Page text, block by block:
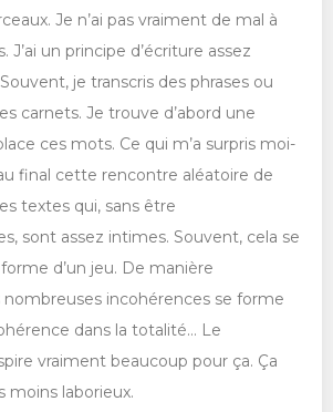
Je n’ai pas vraiment de mal à
J’ai un principe d’écriture assez
je transcris des phrases ou
carnets. Je trouve d’abord une
ces mots. Ce qui m’a surpris moi-
final cette rencontre aléatoire de
textes qui, sans être
sont assez intimes. Souvent, cela se
d’un jeu. De manière
nombreuses incohérences se forme
dans la totalité… Le
vraiment beaucoup pour ça. Ça
moins laborieux.